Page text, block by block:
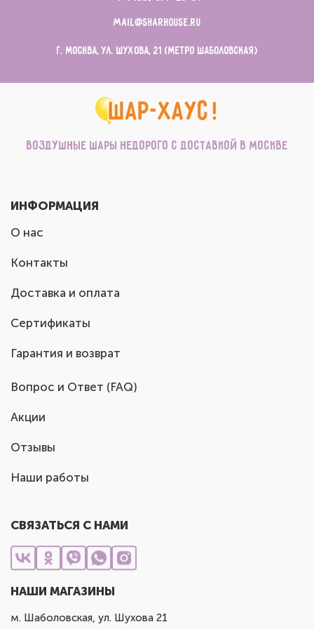
mail@sharhouse.ru
г. Москва, ул. Шухова, 21 (метро Шаболовская)
Воздушные шары недорого с доставкой в Москве
ИНФОРМАЦИЯ
О нас
Контакты
Доставка и оплата
Сертификаты
Гарантия и возврат
Вопрос и Ответ (FAQ)
Акции
Отзывы
Наши работы
СВЯЗАТЬСЯ С НАМИ
НАШИ МАГАЗИНЫ
м. Шаболовская, ул. Шухова 21